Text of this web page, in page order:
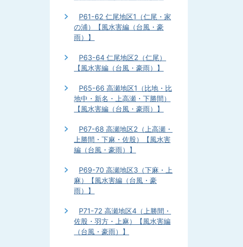
P61-62 仁尾地区1（仁尾・家
の浦）【風水害編（台風・豪
雨）】
P63-64 仁尾地区2（仁尾）
【風水害編（台風・豪雨）】
P65-66 高瀬地区1（比地・比
地中・新名・上高瀬・下勝間）
【風水害編（台風・豪雨）】
P67-68 高瀬地区2（上高瀬・
上勝間・下麻・佐股）【風水害
編（台風・豪雨）】
P69-70 高瀬地区3（下麻・上
麻）【風水害編（台風・豪
雨）】
P71-72 高瀬地区4（上勝間・
佐股・羽方・上麻）【風水害編
（台風・豪雨）】